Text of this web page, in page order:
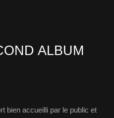
ALBUM
bien accueilli par le public et